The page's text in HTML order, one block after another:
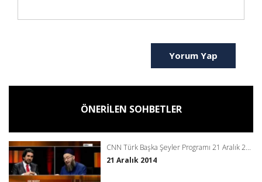
Yorum Yap
ÖNERİLEN SOHBETLER
CNN Türk Başka Şeyler Programı 21 Aralık 2...
21 Aralık 2014